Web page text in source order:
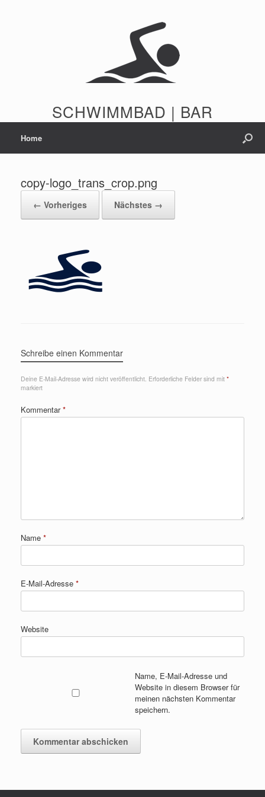
SCHWIMMBAD | BAR
Home
copy-logo_trans_crop.png
← Vorheriges Nächstes →
Schreibe einen Kommentar
Deine E-Mail-Adresse wird nicht veröffentlicht. Erforderliche Felder sind mit *
markiert
Kommentar*
Name *
E-Mail-Adresse *
Website
Name, E-Mail-Adresse und
Website in diesem Browser für
meinen nächsten Kommentar
speichern.